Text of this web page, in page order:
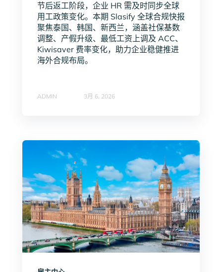
节后返工阶段，企业 HR 需及时同步全球
用工政策变化。本期 Slasify 全球合规快报
聚焦泰国、韩国、新西兰，涵盖社保基数
调整、产假升级、最低工资上调及 ACC、
Kiwisaver 费率变化，助力企业稳健推进
海外合规布局。
ADMIN 3月 6, 2026